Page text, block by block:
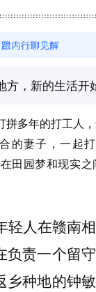
，新的生活开
拼多年的打工人
的妻子，一起
田园梦和现实
轻人在赣
负责一个留
乡种地的钟